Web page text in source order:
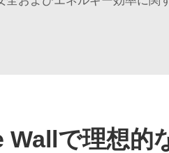
で理想的